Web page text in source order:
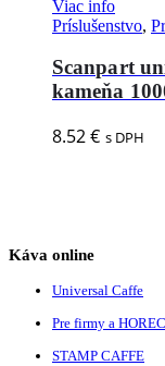
Viac info
Príslušenstvo,
Scanpart
kameňa
8.52€ s DPH
Káva online
Universal Caffe
Pre firmy a
STAMP CAFFE